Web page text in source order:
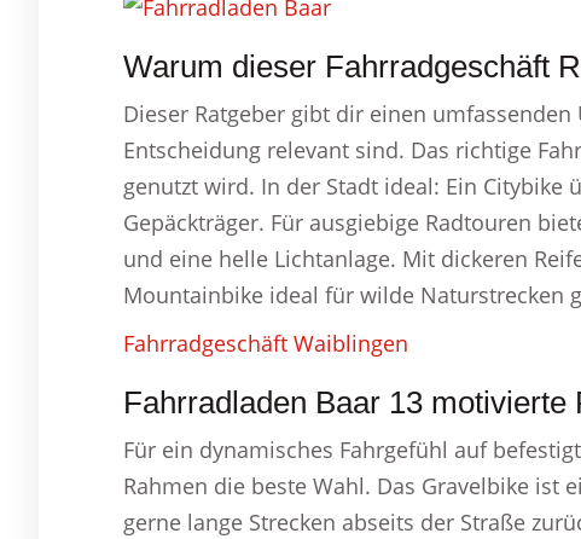
Warum dieser Fahrradgeschäft
Dieser Ratgeber gibt dir einen
Entscheidung relevant sind. Das richtige
genutzt wird. In der Stadt ideal: Ein
Gepäckträger. Für ausgiebige Radtouren
und eine helle Lichtanlage. Mit dickeren
Mountainbike ideal für wilde Naturstrecken
Fahrradgeschäft Waiblingen
Fahrradladen Baar 13 motivierte
Für ein dynamisches Fahrgefühl auf
Rahmen die beste Wahl. Das Gravelbike ist
gerne lange Strecken abseits der Straße